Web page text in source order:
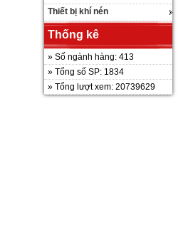
Thiết bị khí nén
Thống kê
» Số ngành hàng: 413
» Tổng số SP: 1834
» Tổng lượt xem: 20739629